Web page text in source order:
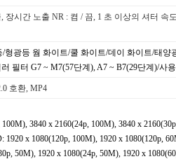
장시간 노출 NR : 켬 / 끔, 1 초 이상의 셔터 속
형광등 웜 화이트/쿨 화이트/데이 화이트/태양
필터 G7 ~ M7(57단계), A7 ~ B7(29단계)/사
호환, MP4
3840 x 2160(24p, 100M), 3840 x
x 1080(120p, 100M), 1920 x 1080(120p,
50M), 1920 x 1080(24p, 50M), 1920 x